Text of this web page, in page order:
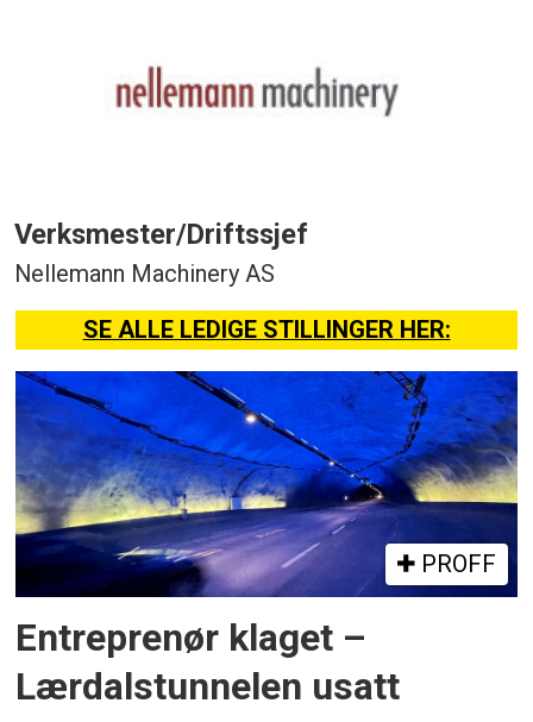
Verksmester/Driftssjef
Nellemann Machinery AS
SE ALLE LEDIGE STILLINGER HER:
PROFF
Entreprenør klaget –
Lærdalstunnelen usatt